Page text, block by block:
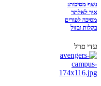
נשף מסיכות:
איך לאלתר
מסיכה לפורים
בקלות ובזול
עדי פרל